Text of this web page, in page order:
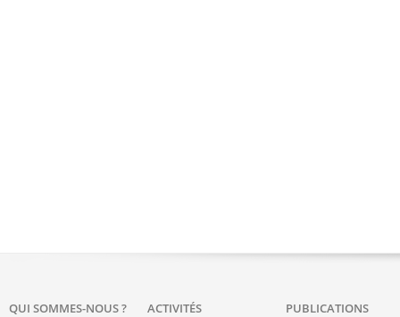
QUI SOMMES-NOUS ? ACTIVITÉS PUBLICATIONS